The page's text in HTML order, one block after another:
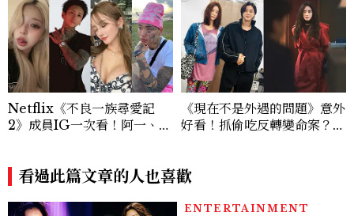
Netflix《不良一族尋愛記
2》成員IG一次看！阿一、彩
《現在不是外遇的問題》意外
好看！抓偷吃反轉變命案？金
戲，線上看7大看點懶人包
看過此篇文章的人也喜歡
ENTERTAINMENT